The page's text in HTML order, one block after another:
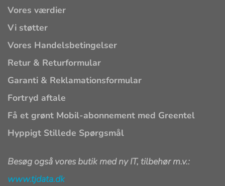
Vores værdier
Vi støtter
Vores Handelsbetingelser
Retur & Returformular
Garanti & Reklamationsformular
Fortryd aftale
Få et grønt Mobil-abonnement med Greentel
Hyppigt Stillede Spørgsmål
Besøg også vores butik med ny IT, tilbehør m.v.:
www.tjdata.dk